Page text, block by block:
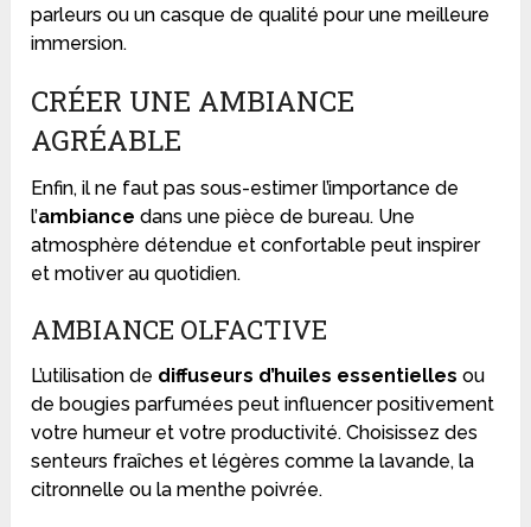
parleurs ou un casque de qualité pour une meilleure
immersion.
CRÉER UNE AMBIANCE
AGRÉABLE
Enfin, il ne faut pas sous-estimer l’importance de
l’ambiance dans une pièce de bureau. Une
atmosphère détendue et confortable peut inspirer
et motiver au quotidien.
AMBIANCE OLFACTIVE
L’utilisation de diffuseurs d’huiles essentielles ou
de bougies parfumées peut influencer positivement
votre humeur et votre productivité. Choisissez des
senteurs fraîches et légères comme la lavande, la
citronnelle ou la menthe poivrée.